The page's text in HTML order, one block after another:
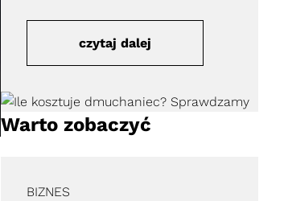
czytaj dalej
Warto zobaczyć
BIZNES